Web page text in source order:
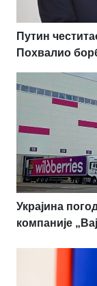
Путин
Похвалио
Украјина
компаније